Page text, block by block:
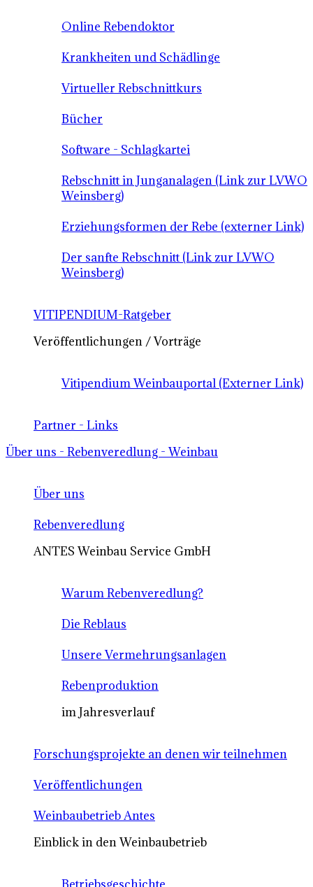
Online Rebendoktor
Krankheiten und Schädlinge
Virtueller Rebschnittkurs
Bücher
Software - Schlagkartei
Rebschnitt in Junganalagen (Link zur LVWO
Weinsberg)
Erziehungsformen der Rebe (externer Link)
Der sanfte Rebschnitt (Link zur LVWO
Weinsberg)
VITIPENDIUM-Ratgeber
Veröffentlichungen / Vorträge
Vitipendium Weinbauportal (Externer Link)
Partner - Links
Über uns - Rebenveredlung - Weinbau
Über uns
Rebenveredlung
ANTES Weinbau Service GmbH
Warum Rebenveredlung?
Die Reblaus
Unsere Vermehrungsanlagen
Rebenproduktion
im Jahresverlauf
Forschungsprojekte an denen wir teilnehmen
Veröffentlichungen
Weinbaubetrieb Antes
Einblick in den Weinbaubetrieb